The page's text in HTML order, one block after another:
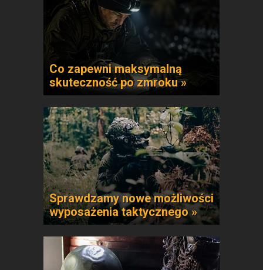
Co zapewni maksymalną
skuteczność po zmroku »
Sprawdzamy nowe możliwości
wyposażenia taktycznego »